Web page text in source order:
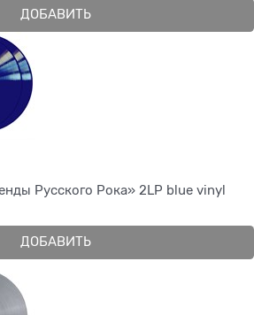
ДОБАВИТЬ
Русского Рока» 2LP blue vinyl
ДОБАВИТЬ